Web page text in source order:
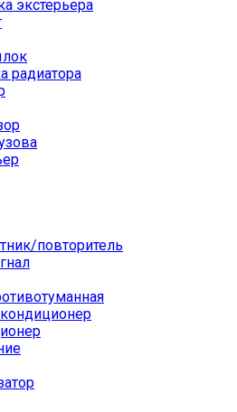
экстерьера
радиатора
повторитель